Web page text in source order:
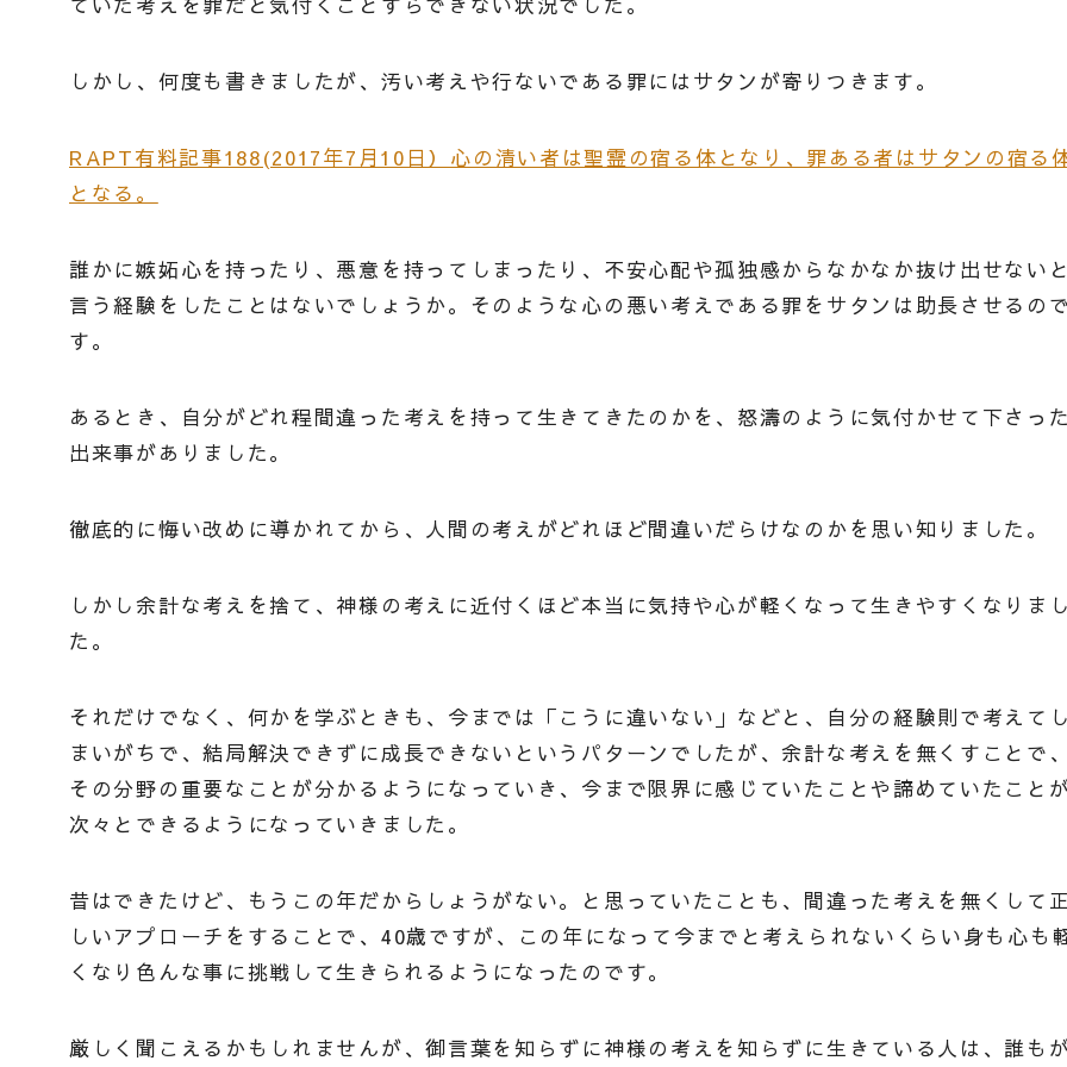
しかし、何度も書きましたが、汚い考えや行ないである罪にはサタンが寄りつきます。
RAPT有料記事188(2017年7月10日）心の清い者は聖霊の宿る体となり、罪ある者はサタンの宿る
となる。
誰かに嫉妬心を持ったり、悪意を持ってしまったり、不安心配や孤独感からなかなか抜け出せないと
言う経験をしたことはないでしょうか。そのような心の悪い考えである罪をサタンは助長させるので
す。
あるとき、自分がどれ程間違った考えを持って生きてきたのかを、怒濤のように気付かせて下さった
出来事がありました。
徹底的に悔い改めに導かれてから、人間の考えがどれほど間違いだらけなのかを思い知りました。
しかし余計な考えを捨て、神様の考えに近付くほど本当に気持や心が軽くなって生きやすくなりまし
た。
それだけでなく、何かを学ぶときも、今までは「こうに違いない」などと、自分の経験則で考えてし
まいがちで、結局解決できずに成長できないというパターンでしたが、余計な考えを無くすことで、
その分野の重要なことが分かるようになっていき、今まで限界に感じていたことや諦めていたこと
次々とできるようになっていきました。
昔はできたけど、もうこの年だからしょうがない。と思っていたことも、間違った考えを無くして正
しいアプローチをすることで、40歳ですが、この年になって今までと考えられないくらい身も心も
くなり色んな事に挑戦して生きられるようになったのです。
厳しく聞こえるかもしれませんが、御言葉を知らずに神様の考えを知らずに生きている人は、誰も